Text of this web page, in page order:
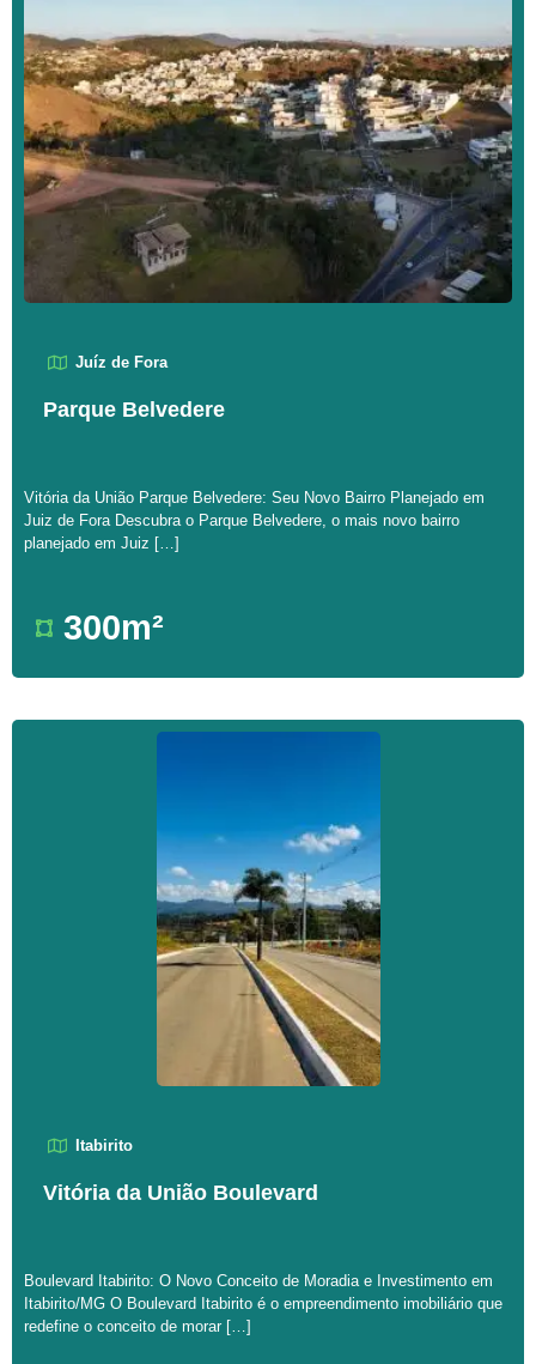
Juíz de Fora
Parque Belvedere
Vitória da União Parque Belvedere: Seu Novo Bairro Planejado em
Juiz de Fora Descubra o Parque Belvedere, o mais novo bairro
planejado em Juiz […]
300m²
Itabirito
Vitória da União Boulevard
Boulevard Itabirito: O Novo Conceito de Moradia e Investimento em
Itabirito/MG O Boulevard Itabirito é o empreendimento imobiliário que
redefine o conceito de morar […]